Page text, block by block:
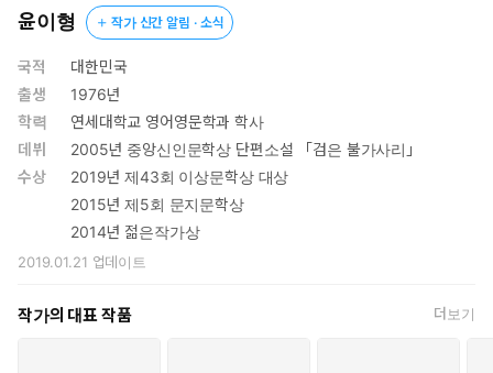
사에 다니는 워킹맘이자 의식불명에 빠진 아들 서균을 둔 은정, 그런
서균과 한반인 딸 율아의 엄마 진경, 진경의 절친한 친구이자 출판기
획자인 세연 등 바톤터치를 하듯 연결되는 이들 각자의 사연은 개인
의 상처에서 나아가 사각지대에 자리한 우리 사회의 환부에까지 가
닿는다. 그리고 소설은 우리가 모두 아프다는 자각에서 끝나는 것이
아니라, 타인과 자신의 고통을 비교하며 위안받는 인물들과 “꿈에도
서로를 사랑할 것 같아 보이지는 않는”(「작가의 말」) 인물들의 이
어짐을 통해 따듯한 연대의 가능성을 모색한다.
마음을 끝까지 열어 보이는 일은 사실 그다지 아름답지도 않고 무참
하고 누추한 결과를 가져올 때가 더 많지만, 실망 뒤에 더 단단해지
있는 나는 다름을 알면서도 이어지는 관계의 꿈을 버릴 수는 없는 것
윤이형 작가 신간 알림 · 소식
국적
대한민국
출생
1976년
학력
연세대학교 영어영문학과 학사
데뷔
2005년 중앙신인문학상 단편소설 「검은 불가사리」
수상
2019년 제43회 이상문학상 대상
2015년 제5회 문지문학상
2014년 젊은작가상
2019.01.21 업데이트
작가의 대표 작품 더보기